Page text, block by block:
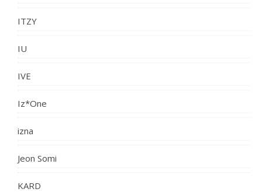
ITZY
IU
IVE
Iz*One
izna
Jeon Somi
KARD